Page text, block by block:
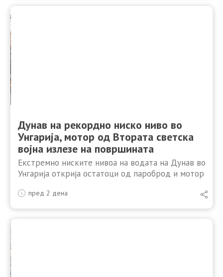
Дунав на рекордно ниско ниво во
Унгарија, мотор од Втората светска
војна излезе на површината
Екстремно ниските нивоа на водата на Дунав во
Унгарија открија остатоци од пароброд и мотор
високите температури го спуштија Дунав на
исклучително ниско …
пред 2 дена